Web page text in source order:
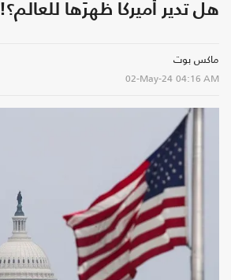
هل تدير أميركا ظهرَها للعالم؟!
ماكس بوت
02-May-24 04:16 AM